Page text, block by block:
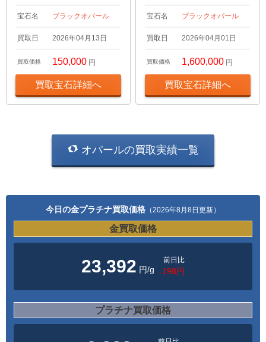
宝石名 ブラックオパール
買取日 2026年04月13日
買取価格 150,000 円
買取宝石詳細へ
宝石名 ブラックオパール
買取日 2026年04月01日
買取価格 1,600,000 円
買取宝石詳細へ
オパールの買取実績一覧
今日の金プラチナ買取価格 （2026年8月8日更新）
金買取価格
23,392 円/g
前日比
-198円
プラチナ買取価格